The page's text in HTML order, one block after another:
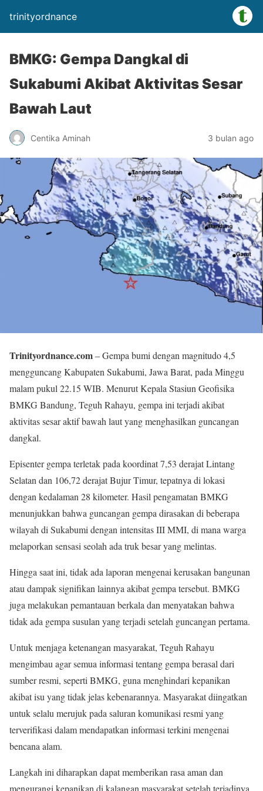
trinityordnance
BMKG: Gempa Dangkal di
Sukabumi Akibat Aktivitas Sesar
Bawah Laut
Centika Aminah 3 bulan ago
Trinityordnance.com– Gempa bumi dengan magnitudo 4,5
mengguncang Kabupaten Sukabumi, Jawa Barat, pada Minggu
malam pukul 22.15 WIB. Menurut Kepala Stasiun Geofisika
BMKG Bandung, Teguh Rahayu, gempa ini terjadi akibat
aktivitas sesar aktif bawah laut yang menghasilkan guncangan
dangkal.
Episenter gempa terletak pada koordinat 7,53 derajat Lintang
Selatan dan 106,72 derajat Bujur Timur, tepatnya di lokasi
dengan kedalaman 28 kilometer. Hasil pengamatan BMKG
menunjukkan bahwa guncangan gempa dirasakan di beberapa
wilayah di Sukabumi dengan intensitas III MMI, di mana warga
melaporkan sensasi seolah ada truk besar yang melintas.
Hingga saat ini, tidak ada laporan mengenai kerusakan bangunan
atau dampak signifikan lainnya akibat gempa tersebut. BMKG
juga melakukan pemantauan berkala dan menyatakan bahwa
tidak ada gempa susulan yang terjadi setelah guncangan pertama.
Untuk menjaga ketenangan masyarakat, Teguh Rahayu
mengimbau agar semua informasi tentang gempa berasal dari
sumber resmi, seperti BMKG, guna menghindari kepanikan
akibat isu yang tidak jelas kebenarannya. Masyarakat diingatkan
untuk selalu merujuk pada saluran komunikasi resmi yang
terverifikasi dalam mendapatkan informasi terkini mengenai
bencana alam.
Langkah ini diharapkan dapat memberikan rasa aman dan